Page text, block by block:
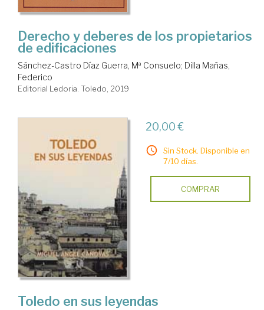
Derecho y deberes de los propietarios
de edificaciones
Sánchez-Castro Díaz Guerra, Mª Consuelo; Dilla Mañas,
Federico
Editorial Ledoria. Toledo, 2019
20,00 €
Sin Stock. Disponible en
7/10 días.
COMPRAR
Toledo en sus leyendas